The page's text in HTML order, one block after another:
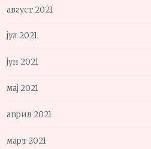
август 2021
јул 2021
јун 2021
мај 2021
април 2021
март 2021